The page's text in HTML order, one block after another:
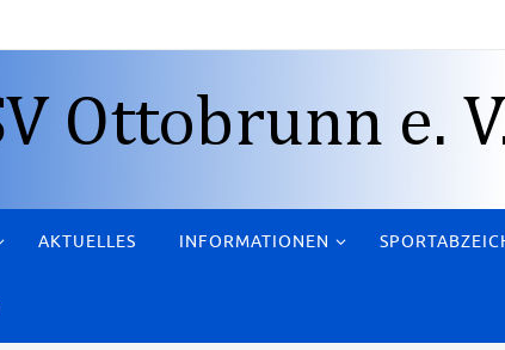
AKTUELLES INFORMATIONEN